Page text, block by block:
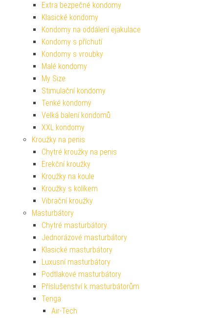
Extra bezpečné kondomy
Klasické kondomy
Kondomy na oddálení ejakulace
Kondomy s příchutí
Kondomy s vroubky
Malé kondomy
My Size
Stimulační kondomy
Tenké kondomy
Velká balení kondomů
XXL kondomy
Kroužky na penis
Chytré kroužky na penis
Erekční kroužky
Kroužky na koule
Kroužky s kolíkem
Vibrační kroužky
Masturbátory
Chytré masturbátory
Jednorázové masturbátory
Klasické masturbátory
Luxusní masturbátory
Podtlakové masturbátory
Příslušenství k masturbátorům
Tenga
Air-Tech